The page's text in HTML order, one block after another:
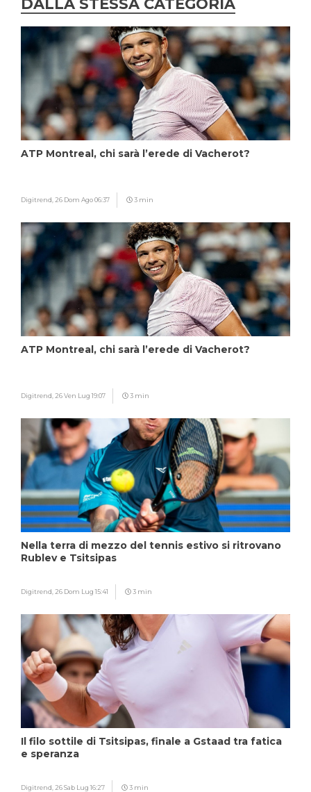
DALLA STESSA CATEGORIA
ATP Montreal, chi sarà l’erede di Vacherot?
Digitrend, 26 Dom Ago 06:37 3 min
ATP Montreal, chi sarà l’erede di Vacherot?
Digitrend, 26 Ven Lug 19:07 3 min
Nella terra di mezzo del tennis estivo si ritrovano
Rublev e Tsitsipas
Digitrend, 26 Dom Lug 15:41 3 min
Il filo sottile di Tsitsipas, finale a Gstaad tra fatica
e speranza
Digitrend, 26 Sab Lug 16:27 3 min